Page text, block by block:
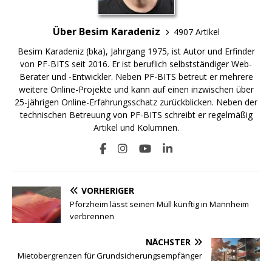
Über Besim Karadeniz
4907 Artikel
Besim Karadeniz (bka), Jahrgang 1975, ist Autor und Erfinder
von PF-BITS seit 2016. Er ist beruflich selbstständiger Web-
Berater und -Entwickler. Neben PF-BITS betreut er mehrere
weitere Online-Projekte und kann auf einen inzwischen über
25-jährigen Online-Erfahrungsschatz zurückblicken. Neben der
technischen Betreuung von PF-BITS schreibt er regelmäßig
Artikel und Kolumnen.
VORHERIGER
Pforzheim lässt seinen Müll künftig in Mannheim
verbrennen
NÄCHSTER
Mietobergrenzen für Grundsicherungsempfänger